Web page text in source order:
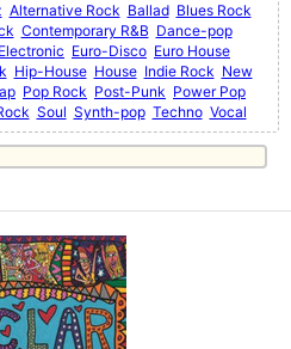
Alternative Rock Ballad Blues Rock
Contemporary R&B Dance-pop
Electronic Euro-Disco Euro House
Hip-House House Indie Rock New
Pop Rock Post-Punk Power Pop
Soul Synth-pop Techno Vocal